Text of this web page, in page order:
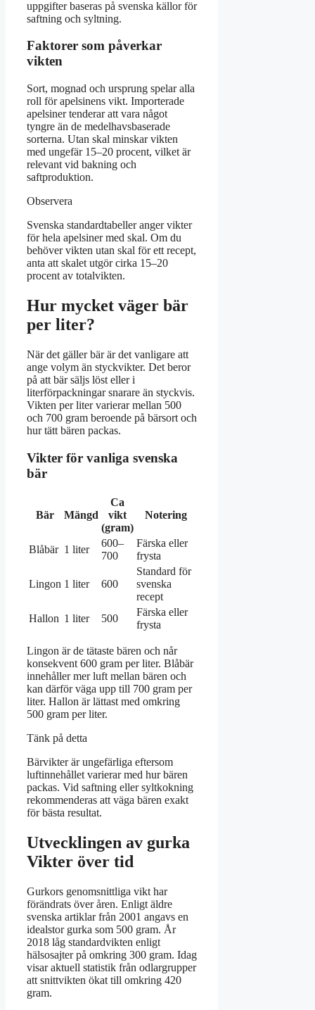
uppgifter baseras på svenska källor för
saftning och syltning.
Faktorer som påverkar
vikten
Sort, mognad och ursprung spelar alla
roll för apelsinens vikt. Importerade
apelsiner tenderar att vara något
tyngre än de medelhavsbaserade
sorterna. Utan skal minskar vikten
med ungefär 15–20 procent, vilket är
relevant vid bakning och
saftproduktion.
Observera
Svenska standardtabeller anger vikter
för hela apelsiner med skal. Om du
behöver vikten utan skal för ett recept,
anta att skalet utgör cirka 15–20
procent av totalvikten.
Hur mycket väger bär
per liter?
När det gäller bär är det vanligare att
ange volym än styckvikter. Det beror
på att bär säljs löst eller i
literförpackningar snarare än styckvis.
Vikten per liter varierar mellan 500
och 700 gram beroende på bärsort och
hur tätt bären packas.
Vikter för vanliga svenska
bär
Bär Mängd
Ca
vikt
(gram)
Notering
Blåbär 1 liter
600–
700
Färska eller
frysta
Lingon 1 liter 600
Standard för
svenska
recept
Hallon 1 liter 500
Färska eller
frysta
Lingon är de tätaste bären och når
konsekvent 600 gram per liter. Blåbär
innehåller mer luft mellan bären och
kan därför väga upp till 700 gram per
liter. Hallon är lättast med omkring
500 gram per liter.
Tänk på detta
Bärvikter är ungefärliga eftersom
luftinnehållet varierar med hur bären
packas. Vid saftning eller syltkokning
rekommenderas att väga bären exakt
för bästa resultat.
Utvecklingen av gurka
Vikter över tid
Gurkors genomsnittliga vikt har
förändrats över åren. Enligt äldre
svenska artiklar från 2001 angavs en
idealstor gurka som 500 gram. År
2018 låg standardvikten enligt
hälsosajter på omkring 300 gram. Idag
visar aktuell statistik från odlargrupper
att snittvikten ökat till omkring 420
gram.